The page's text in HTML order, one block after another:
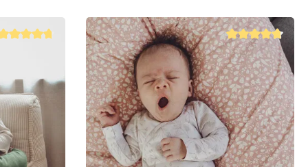
Durchschnittliche Bewertung von 4.8 von 5 SternenDurchschnittliche